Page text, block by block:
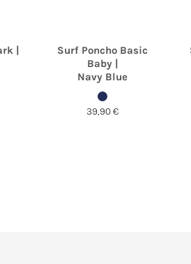
|
Surf Poncho Basic
Baby |
Navy Blue
39,90€